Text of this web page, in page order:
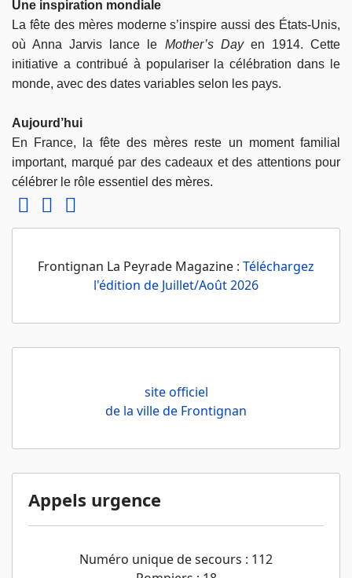
Une inspiration mondiale
La fête des mères moderne s’inspire aussi des États-Unis,
où Anna Jarvis lance le Mother’s Dayen 1914. Cette
initiative a contribué à populariser la célébration dans le
monde, avec des dates variables selon les pays.
Aujourd’hui
En France, la fête des mères reste un moment familial
important, marqué par des cadeaux et des attentions pour
célébrer le rôle essentiel des mères.
Frontignan La Peyrade Magazine : Téléchargez
l'édition de Juillet/Août 2026
site officiel
de la ville de Frontignan
Appels urgence
Numéro unique de secours : 112